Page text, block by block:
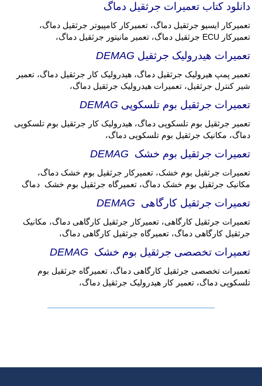
دانلود کتاب تعمیرات جرثقیل دماگ
تعمیرکار ایسیو جرثقیل دماگ، تعمیرکار کامپیوتر جرثقیل دماگ،
تعمیرکار ECU جرثقیل دماگ، تعمیر مانیتور جرثقیل دماگ،
تعمیرات هیدرولیک جرثقیل DEMAG
تعمیر پمپ هیرولیک جرثقیل دماگ، هیدرولیک کار جرثقیل دماگ، تعمیر
شیر کنترل جرثقیل، تعمیرات هیدرولیک جرثقیل دماگ،
تعمیرات جرثقیل بوم تلسکوپی DEMAG
تعمیر جرثقیل بوم تلسکوپی دماگ، هیدرولیک کار جرثقیل بوم تلسکوپی
دماگ، مکانیک جرثقیل بوم تلسکوپی دماگ،
تعمیرات جرثقیل بوم خشک DEMAG
تعمیرات جرثقیل بوم خشک، تعمیرکار جرثقیل بوم خشک دماگ،
مکانیک جرثقیل بوم خشک دماگ، تعمیرگاه جرثقیل بوم خشک دماگ
تعمیرات جرثقیل کارگاهی DEMAG
تعمیرات جرثقیل کارگاهی، تعمیرکار جرثقیل کارگاهی دماگ، مکانیک
جرثقیل کارگاهی دماگ، تعمیرگاه جرثقیل کارگاهی دماگ،
تعمیرات تخصصی جرثقیل بوم خشک DEMAG
تعمیرات تخصصی جرثقیل کارگاهی دماگ، تعمیرگاه جرثقیل بوم
تلسکوپی دماگ، تعمیر کار هیدرولیک جرثقیل دماگ،